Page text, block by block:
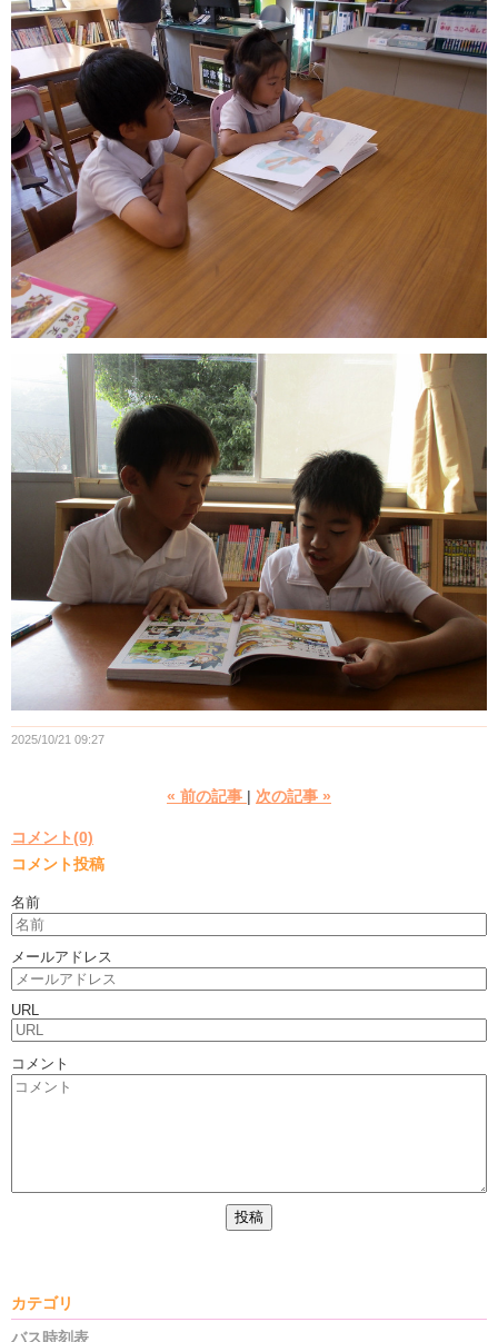
2025/10/21 09:27
« 前の記事 次の記事 »
コメント(0)
コメント投稿
名前
メールアドレス
URL
コメント
カテゴリ
バス時刻表